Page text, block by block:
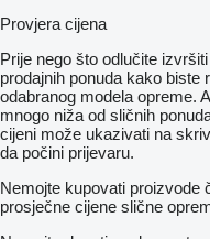
Provjera cijena
Prije nego što odlučite
prodajnih ponuda kako biste
odabranog modela opreme.
mnogo niža od sličnih
cijeni može ukazivati ​​na
da počini prijevaru.
Nemojte kupovati proizvode
prosječne cijene slične